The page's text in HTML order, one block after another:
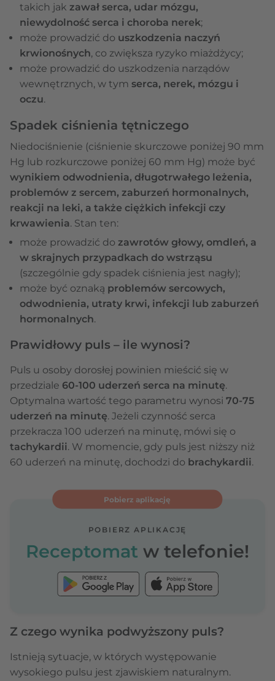
takich jak zawał serca, udar mózgu,
niewydolność serca i choroba nerek;
może prowadzić do uszkodzenia naczyń
krwionośnych, co zwiększa ryzyko miażdżycy;
może prowadzić do uszkodzenia narządów
wewnętrznych, w tym serca, nerek, mózgu i
oczu.
Spadek ciśnienia tętniczego
Niedociśnienie (ciśnienie skurczowe poniżej 90 mm
Hg lub rozkurczowe poniżej 60 mm Hg) może być
wynikiem odwodnienia, długotrwałego leżenia,
problemów z sercem, zaburzeń hormonalnych,
reakcji na leki, a także ciężkich infekcji czy
krwawienia. Stan ten:
może prowadzić do zawrotów głowy, omdleń, a
w skrajnych przypadkach do wstrząsu
(szczególnie gdy spadek ciśnienia jest nagły);
może być oznaką problemów sercowych,
odwodnienia, utraty krwi, infekcji lub zaburzeń
hormonalnych.
Prawidłowy puls – ile wynosi?
Puls u osoby dorosłej powinien mieścić się w
przedziale 60-100 uderzeń serca na minutę.
Optymalna wartość tego parametru wynosi 70-75
uderzeń na minutę. Jeżeli czynność serca
przekracza 100 uderzeń na minutę, mówi się o
tachykardii. W momencie, gdy puls jest niższy niż
60 uderzeń na minutę, dochodzi do brachykardii.
Pobierz aplikację
POBIERZ APLIKACJĘ
Receptomat w telefonie!
Z czego wynika podwyższony puls?
Istnieją sytuacje, w których występowanie
wysokiego pulsu jest zjawiskiem naturalnym.